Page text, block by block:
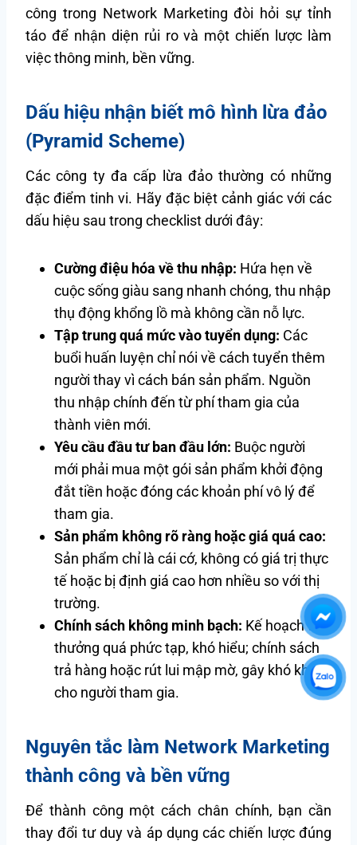
công trong Network Marketing đòi hỏi sự tỉnh
táo để nhận diện rủi ro và một chiến lược làm
việc thông minh, bền vững.
Dấu hiệu nhận biết mô hình lừa đảo
(Pyramid Scheme)
Các công ty đa cấp lừa đảo thường có những
đặc điểm tinh vi. Hãy đặc biệt cảnh giác với các
dấu hiệu sau trong checklist dưới đây:
Cường điệu hóa về thu nhập: Hứa hẹn về
cuộc sống giàu sang nhanh chóng, thu nhập
thụ động khổng lồ mà không cần nỗ lực.
Tập trung quá mức vào tuyển dụng: Các
buổi huấn luyện chỉ nói về cách tuyển thêm
người thay vì cách bán sản phẩm. Nguồn
thu nhập chính đến từ phí tham gia của
thành viên mới.
Yêu cầu đầu tư ban đầu lớn: Buộc người
mới phải mua một gói sản phẩm khởi động
đắt tiền hoặc đóng các khoản phí vô lý để
tham gia.
Sản phẩm không rõ ràng hoặc giá quá cao:
Sản phẩm chỉ là cái cớ, không có giá trị thực
tế hoặc bị định giá cao hơn nhiều so với thị
trường.
Chính sách không minh bạch: Kế hoạch trả
thưởng quá phức tạp, khó hiểu; chính sách
trả hàng hoặc rút lui mập mờ, gây khó khăn
cho người tham gia.
Nguyên tắc làm Network Marketing
thành công và bền vững
Để thành công một cách chân chính, bạn cần
thay đổi tư duy và áp dụng các chiến lược đúng